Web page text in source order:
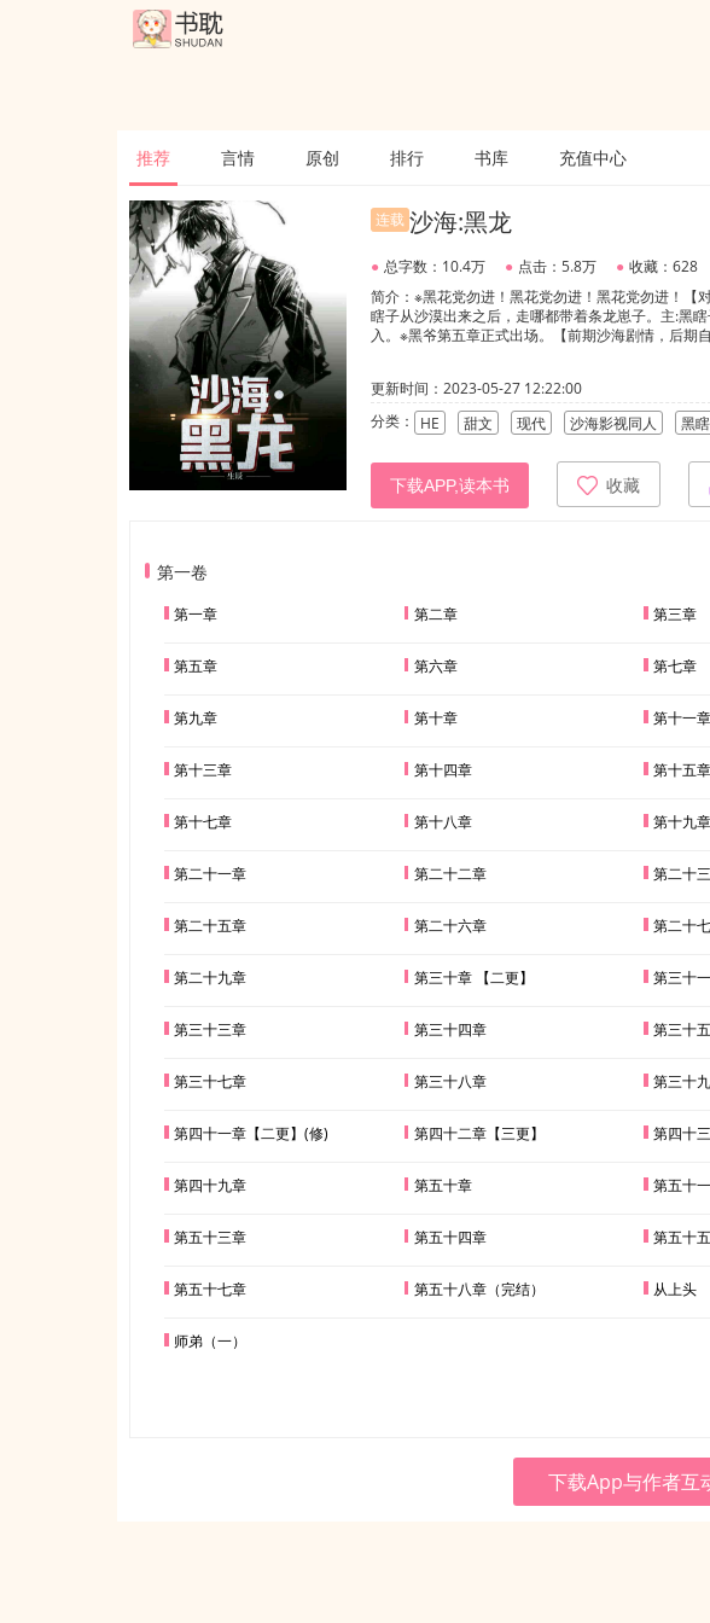
推荐 言情 原创 排行 书库 充值中心
连载 沙海:黑龙
● 总字数：10.4万 ● 点击：5.8万 ● 收藏：628
简介：※黑花党勿进！黑花党勿进！黑花党勿进！【
瞎子从沙漠出来之后，走哪都带着条龙崽子。主:黑
入。※黑爷第五章正式出场。【前期沙海剧情，后期自
更新时间：2023-05-27 12:22:00
分类：
HE 甜文 现代 沙海影视同人 黑
下载APP,读本书 收藏
第一卷
第一章 第二章 第三章
第五章 第六章 第七章
第九章 第十章 第十一章
第十三章 第十四章 第十五章
第十七章 第十八章 第十九章
第二十一章 第二十二章 第二十
第二十五章 第二十六章 第二十
第二十九章 第三十章 【二更】 第三十
第三十三章 第三十四章 第三十
第三十七章 第三十八章 第三十
第四十一章【二更】(修) 第四十二章【三更】 第四十
第四十九章 第五十章 第五十
第五十三章 第五十四章 第五十
第五十七章 第五十八章（完结） 从上头
师弟（一）
下载App与作者互